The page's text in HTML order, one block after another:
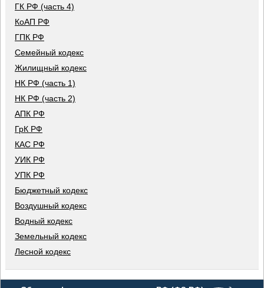
ГК РФ (часть 4)
КоАП РФ
ГПК РФ
Семейный кодекс
Жилищный кодекс
НК РФ (часть 1)
НК РФ (часть 2)
АПК РФ
ГрК РФ
КАС РФ
УИК РФ
УПК РФ
Бюджетный кодекс
Воздушный кодекс
Водный кодекс
Земельный кодекс
Лесной кодекс